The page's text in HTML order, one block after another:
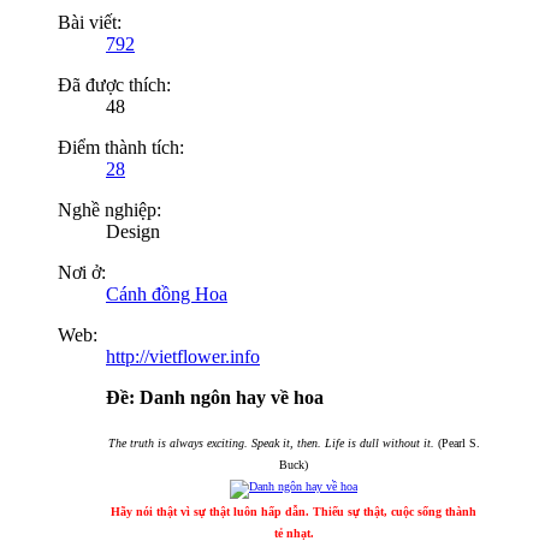
Bài viết:
792
Đã được thích:
48
Điểm thành tích:
28
Nghề nghiệp:
Design
Nơi ở:
Cánh đồng Hoa
Web:
http://vietflower.info
Ðề: Danh ngôn hay về hoa
The truth is always exciting. Speak it, then. Life is dull without it. (Pearl S.
Buck)
Hãy nói thật vì sự thật luôn hấp dẫn. Thiếu sự thật, cuộc sống thành
tẻ nhạt.